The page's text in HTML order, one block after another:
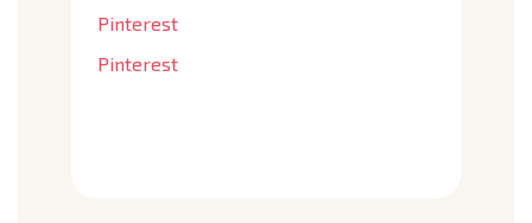
Pinterest
Pinterest